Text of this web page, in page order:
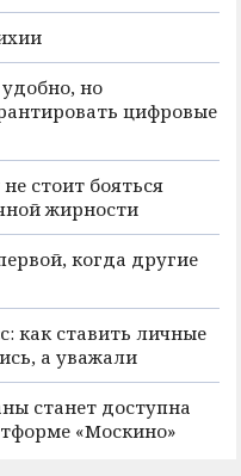
но
цифровые
стоит бояться
жирности
когда другие
как ставить личные
а уважали
станет доступна
«Москино»